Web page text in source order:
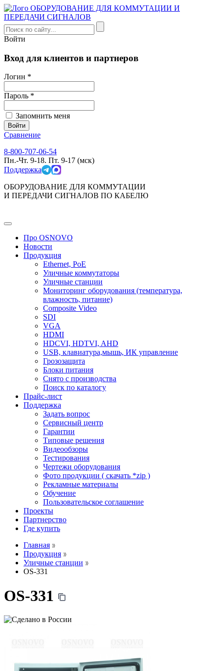
Войти
Вход для клиентов и партнеров
Логин *
Пароль *
Запомнить меня
Сравнение
8-800-707-06-54
Пн.-Чт. 9-18. Пт. 9-17 (мск)
Поддержка
ОБОРУДОВАНИЕ ДЛЯ КОММУТАЦИИ
И ПЕРЕДАЧИ СИГНАЛОВ ПО КАБЕЛЮ
Про OSNOVO
Новости
Продукция
Ethernet, PoE
Уличные коммутаторы
Уличные станции
Мониторинг оборудования (температура,
влажность, питание)
Composite Video
SDI
VGA
HDMI
HDCVI, HDTVI, AHD
USB, клавиатура,мышь, ИК управление
Грозозащита
Блоки питания
Снято с производства
Поиск по каталогу
Прайс-лист
Поддержка
Задать вопрос
Сервисный центр
Гарантии
Типовые решения
Видеообзоры
Тестирования
Чертежи оборудования
Фото продукции ( скачать *zip )
Рекламные материалы
Обучение
Пользовательское соглашение
Проекты
Партнерство
Где купить
Главная
Продукция
Уличные станции
OS-331
OS-331